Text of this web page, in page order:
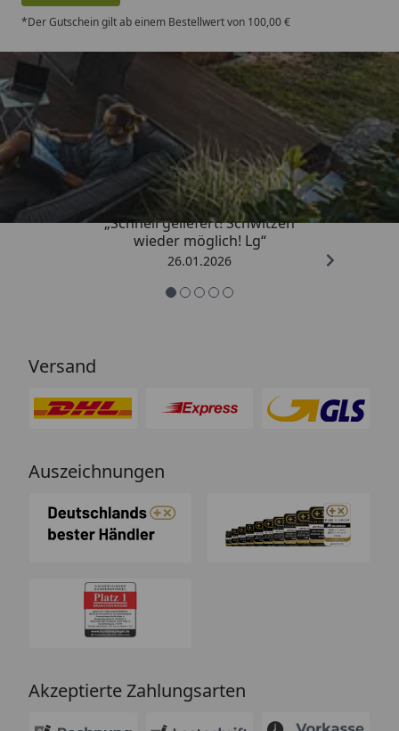
*Der Gutschein gilt ab einem Bestellwert von 100,00 €
Trusted Shops
„Schnell geliefert! Schwitzen
wieder möglich! Lg“
26.01.2026
Versand
Auszeichnungen
Akzeptierte Zahlungsarten